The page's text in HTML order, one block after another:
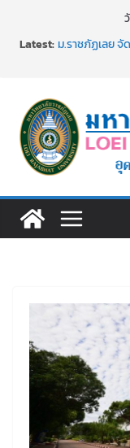
Latest:ม.ราชภัฏเลย
เงินรายได้
ม.ราชภัฏเลย จั
นักเรียนมัธยมป
อธิการบดี มรภ.
ประจำปีงบปร
๑,๙๗๒ ชุด โดยวิ